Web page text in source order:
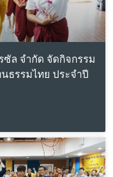
ซัล จำกัด จัดกิจกรรม
ธรรมไทย ประจำปี